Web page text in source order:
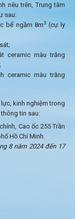
nêu trên, Trung tâm
sau:
bể ngầm 8m3 (cự ly
ceramic màu trắng
ceramic màu trắng
kinh nghiệm trong
tin sau:
Cao ốc 255 Trần
Hồ Chí Minh.
8 năm 2024 đến 17